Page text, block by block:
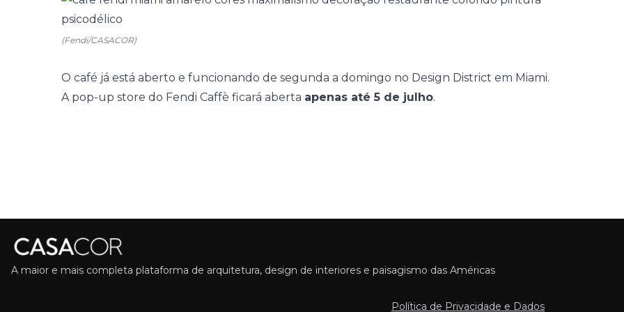
(Fendi/CASACOR)
O café já está aberto e funcionando de segunda a domingo no Design District em Miami.
A pop-up store do Fendi Caffè ficará aberta apenas até 5 de julho.
A maior e mais completa plataforma de arquitetura, design de interiores e paisagismo das Américas
Política de Privacidade e Dados